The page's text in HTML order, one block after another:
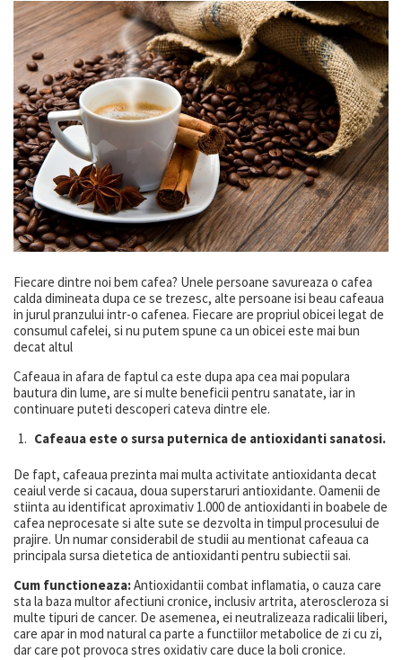
Fiecare dintre noi bem cafea? Unele persoane savureaza o cafea
calda dimineata dupa ce se trezesc, alte persoane isi beau cafeaua
in jurul pranzului intr-o cafenea. Fiecare are propriul obicei legat de
consumul cafelei, si nu putem spune ca un obicei este mai bun
decat altul
Cafeaua in afara de faptul ca este dupa apa cea mai populara
bautura din lume, are si multe beneficii pentru sanatate, iar in
continuare puteti descoperi cateva dintre ele.
Cafeaua este o sursa puternica de antioxidanti sanatosi.
De fapt, cafeaua prezinta mai multa activitate antioxidanta decat
ceaiul verde si cacaua, doua superstaruri antioxidante. Oamenii de
stiinta au identificat aproximativ 1.000 de antioxidanti in boabele de
cafea neprocesate si alte sute se dezvolta in timpul procesului de
prajire. Un numar considerabil de studii au mentionat cafeaua ca
principala sursa dietetica de antioxidanti pentru subiectii sai.
Cum functioneaza:Antioxidantii combat inflamatia, o cauza care
sta la baza multor afectiuni cronice, inclusiv artrita, ateroscleroza si
multe tipuri de cancer. De asemenea, ei neutralizeaza radicalii liberi,
care apar in mod natural ca parte a functiilor metabolice de zi cu zi,
dar care pot provoca stres oxidativ care duce la boli cronice.